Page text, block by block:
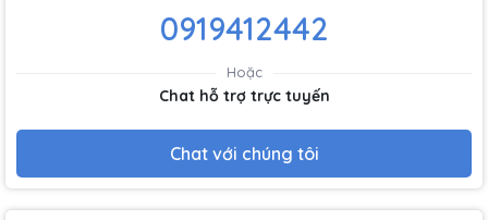
0919412442
Hoặc
Chat hỗ trợ trực tuyến
Chat với chúng tôi